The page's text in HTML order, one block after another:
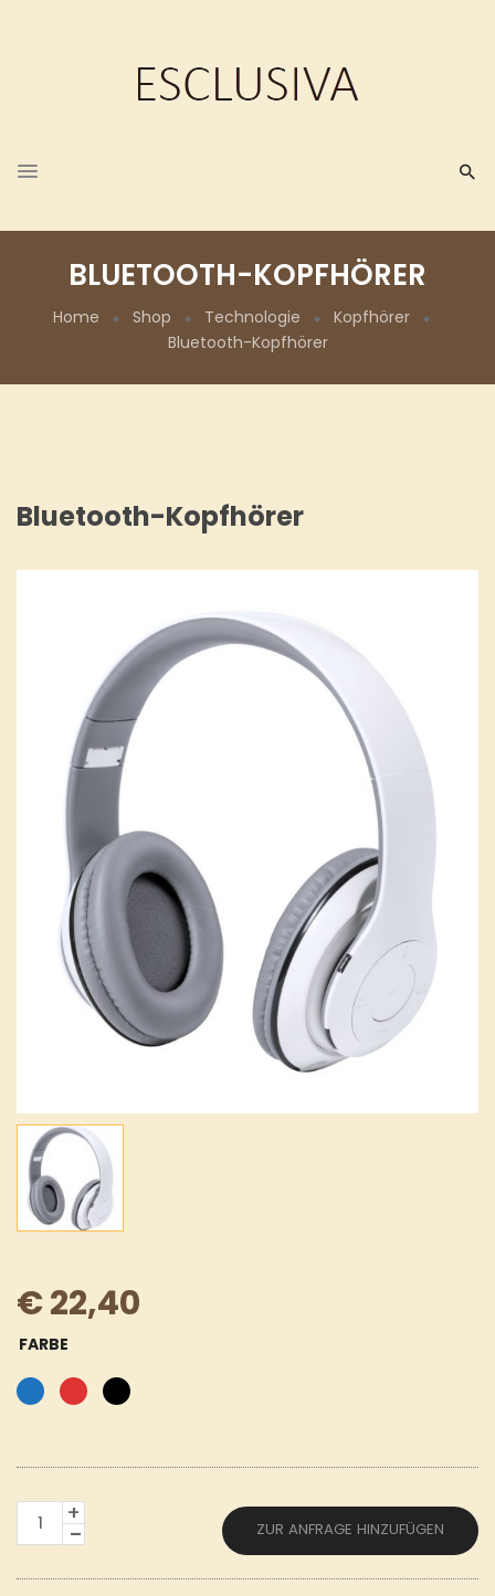
BLUETOOTH-KOPFHÖRER
Home Shop Technologie
Kopfhörer
Bluetooth-Kopfhörer
Bluetooth-Kopfhörer
€22,40
FARBE
BLUETOOTH-
KOPFHÖRER
MENGE
ZUR ANFRAGE HINZUFÜGEN